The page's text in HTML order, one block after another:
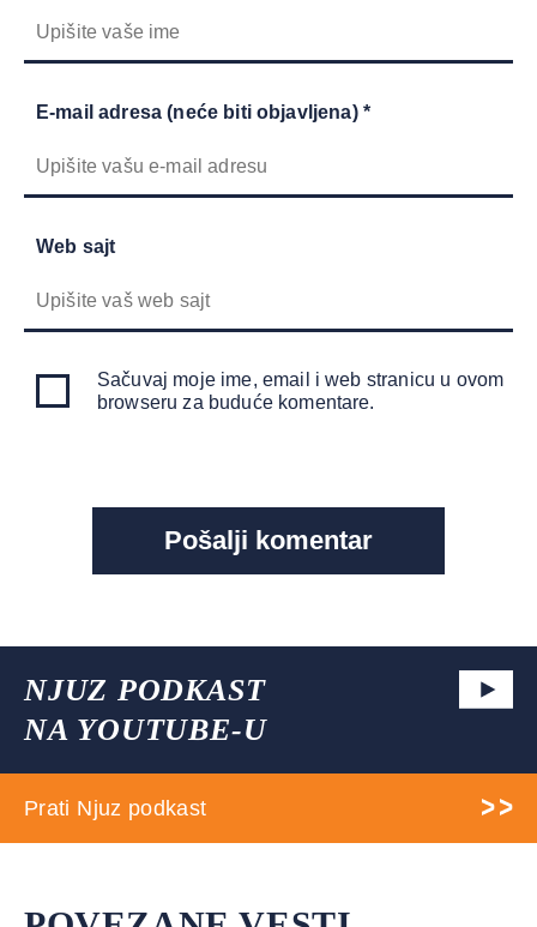
E-mail adresa (neće biti objavljena) *
Web sajt
Sačuvaj moje ime, email i web stranicu u ovom
browseru za buduće komentare.
NJUZ PODKAST
NA YOUTUBE-U
Prati Njuz podkast